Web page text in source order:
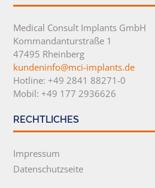
Medical Consult Implants GmbH
Kommandanturstraße 1
47495 Rheinberg
kundeninfo@mci-implants.de
Hotline: +49 2841 88271-0
Mobil: +49 177 2936626
RECHTLICHES
Impressum
Datenschutzseite